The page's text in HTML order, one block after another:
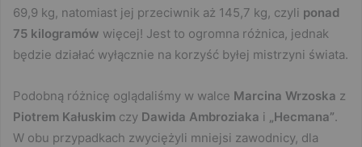
69,9 kg, natomiast jej przeciwnik aż 145,7 kg, czyli ponad
75 kilogramów więcej! Jest to ogromna różnica, jednak
będzie działać wyłącznie na korzyść byłej mistrzyni świata.
Podobną różnicę oglądaliśmy w walce Marcina Wrzoska z
Piotrem Kałuskim czy Dawida Ambroziaka i „Hecmana”.
W obu przypadkach zwyciężyli mniejsi zawodnicy, dla